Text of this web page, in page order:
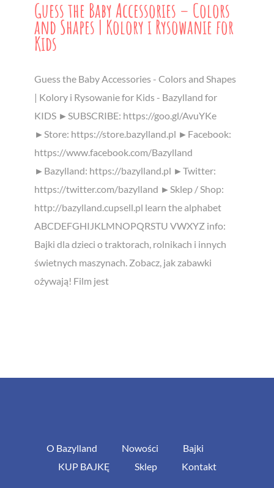
Guess the Baby Accessories – Colors
and Shapes | Kolory i Rysowanie for
Kids
Guess the Baby Accessories - Colors and Shapes
| Kolory i Rysowanie for Kids - Bazylland for
KIDS ►SUBSCRIBE: https://goo.gl/AvuYKe
►Store: https://store.bazylland.pl ►Facebook:
https://www.facebook.com/Bazylland
►Bazylland: https://bazylland.pl ►Twitter:
https://twitter.com/bazylland ►Sklep / Shop:
http://bazylland.cupsell.pl learn the alphabet
ABCDEFGHIJKLMNOPQRSTU VWXYZ info:
Bajki dla dzieci o traktorach, rolnikach i innych
świetnych maszynach. Zobacz, jak zabawki
ożywają! Film jest
O Bazylland Nowości
Bajki
KUP BAJKĘ
Sklep Kontakt